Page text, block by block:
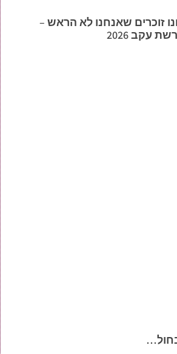
זוכרים שאנחנו לא הראש –
עקב 2026